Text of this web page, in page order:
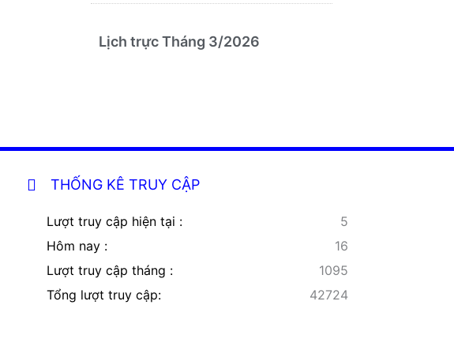
Lịch trực Tháng 3/2026
THỐNG KÊ TRUY CẬP
Lượt truy cập hiện tại :
5
Hôm nay :
16
Lượt truy cập tháng :
1095
Tổng lượt truy cập:
42724